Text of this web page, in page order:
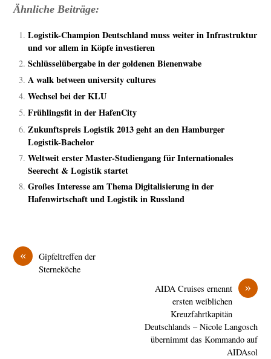
Ähnliche Beiträge:
Logistik-Champion Deutschland muss weiter in Infrastruktur
und vor allem in Köpfe investieren
Schlüsselübergabe in der goldenen Bienenwabe
A walk between university cultures
Wechsel bei der KLU
Frühlingsfit in der HafenCity
Zukunftspreis Logistik 2013 geht an den Hamburger
Logistik-Bachelor
Weltweit erster Master-Studiengang für Internationales
Seerecht & Logistik startet
Großes Interesse am Thema Digitalisierung in der
Hafenwirtschaft und Logistik in Russland
«
Gipfeltreffen der
Sterneköche
»
AIDA Cruises ernennt
ersten weiblichen
Kreuzfahrtkapitän
Deutschlands – Nicole Langosch
übernimmt das Kommando auf
AIDAsol